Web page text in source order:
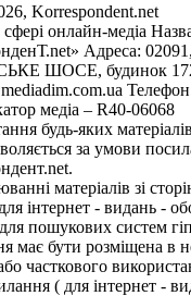
Korrespondent.net
онлайн-медіа
Адреса:
ШОСЕ, будинок
медіа – R40-06068
будь-яких
за умови
матеріалів зі
інтернет - видань -
пошукових систем
має бути розміщена в
часткового
( для інтернет -